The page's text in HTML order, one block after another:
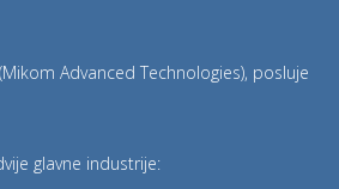
Advanced Technologies), posluje
glavne industrije: